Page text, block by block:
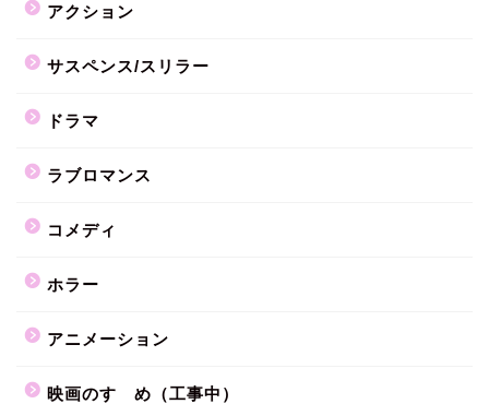
アクション
サスペンス/スリラー
ドラマ
ラブロマンス
コメディ
ホラー
アニメーション
映画のすゝめ（工事中）